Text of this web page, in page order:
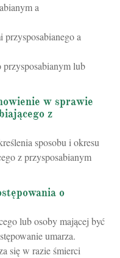
a
a
przysposabianym lub
w sprawie
z
sposobu i okresu
z przysposabianym
o
lub osoby mającej być
umarza.
się w razie śmierci